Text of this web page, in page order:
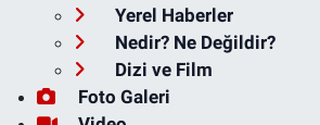
Yerel Haberler
Nedir? Ne Değildir?
Dizi ve Film
Foto Galeri